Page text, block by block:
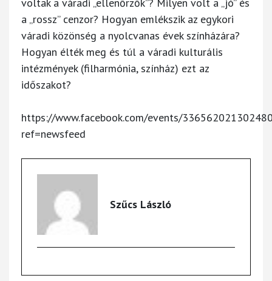
voltak a váradi „ellenőrzők”? Milyen volt a „jó” és
a „rossz” cenzor? Hogyan emlékszik az egykori
váradi közönség a nyolcvanas évek színházára?
Hogyan élték meg és túl a váradi kulturális
intézmények (filharmónia, színház) ezt az
időszakot?
https://www.facebook.com/events/
ref=newsfeed
Szűcs László